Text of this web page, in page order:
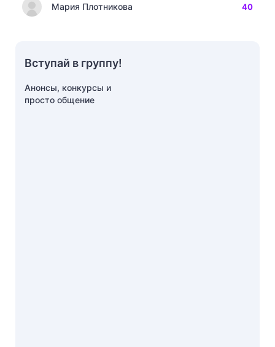
Мария Плотникова 40
Вступай в группу!
Анонсы, конкурсы и
просто общение